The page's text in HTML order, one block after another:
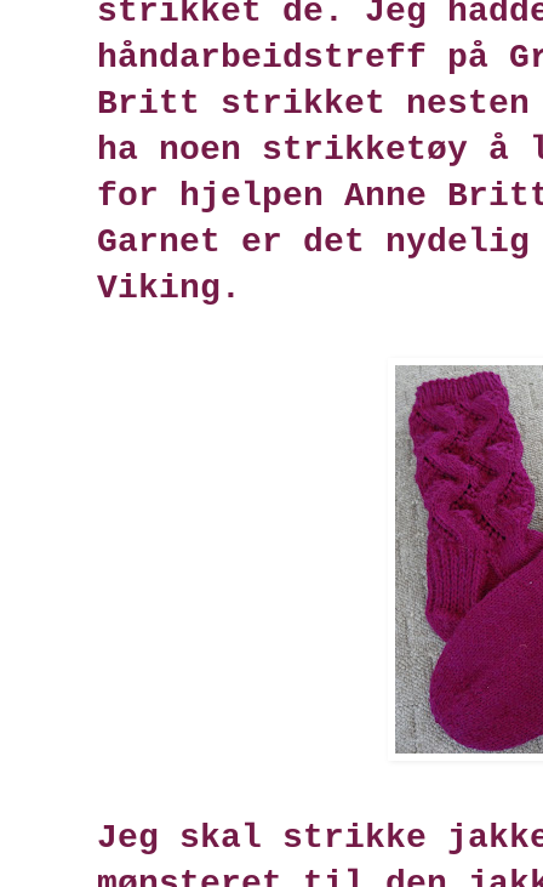
strikket de. Jeg hadde
håndarbeidstreff på
Britt strikket
ha noen strikketøy å
for hjelpen Anne
Garnet er det
Viking.
Jeg skal strikke